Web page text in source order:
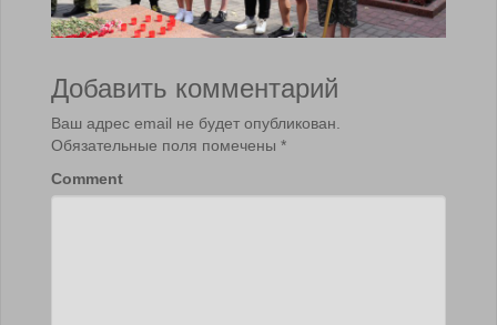
Добавить комментарий
Ваш адрес email не будет опубликован.
Обязательные поля помечены *
Comment